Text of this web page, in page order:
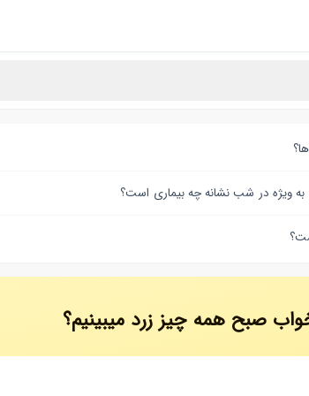
ویژه در شب نشانه چه بیماری است؟
صبح همه چیز زرد میبینیم؟